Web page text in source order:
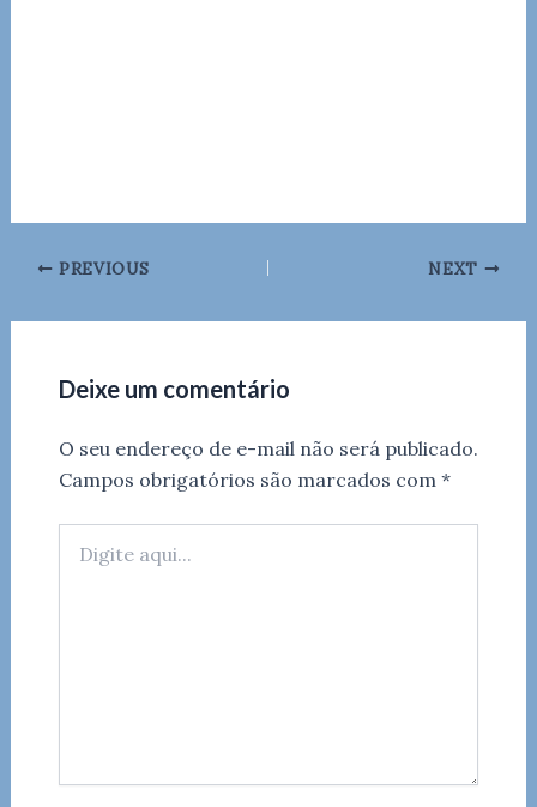
PREVIOUS NEXT
Deixe um comentário
O seu endereço de e-mail não será publicado.
Campos obrigatórios são marcados com *
aqui...